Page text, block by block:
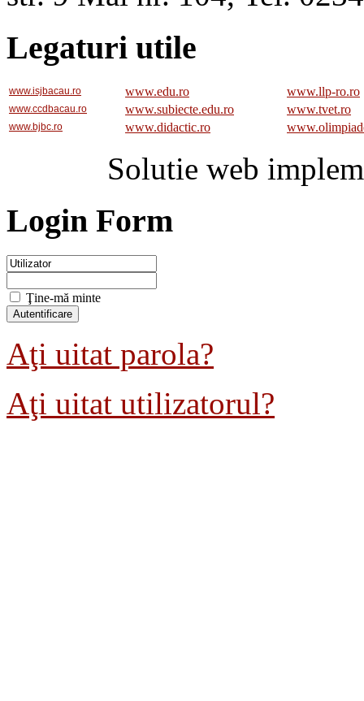
Legaturi utile
www.isjbacau.ro www.edu.ro www.llp-ro.ro
www.ccdbacau.ro www.subiecte.edu.ro www.tvet.ro
www.bjbc.ro www.didactic.ro
Solutie web
Login Form
Ţine-mă minte
Aţi uitat parola?
Aţi uitat utilizatorul?